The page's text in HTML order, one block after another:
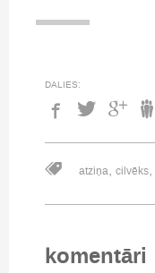
DALIES:
atziņa, cilvēks,
komentāri